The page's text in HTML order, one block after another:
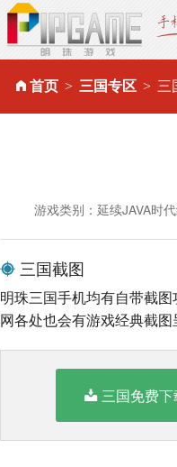
首页 三国专区 三
游戏类别：延续JAVA时
三国截图
明珠三国手机均有自带截
网各处也会有游戏经典截图
三国免费下